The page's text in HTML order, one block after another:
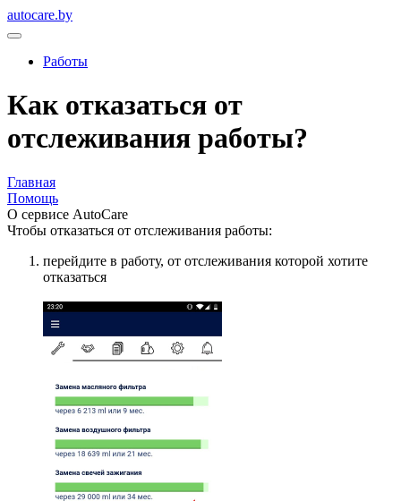
autocare.by
Работы
Как отказаться от
отслеживания работы?
Главная
Помощь
О сервисе AutoCare
Чтобы отказаться от отслеживания работы:
перейдите в работу, от отслеживания которой хотите
отказаться